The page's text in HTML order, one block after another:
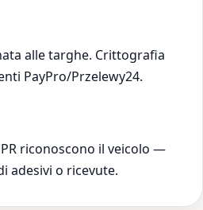
alle targhe. Crittografia
PayPro/Przelewy24.
riconoscono il veicolo —
adesivi o ricevute.